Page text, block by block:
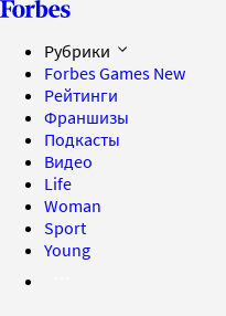
Рубрики
Forbes Games New
Рейтинги
Франшизы
Подкасты
Видео
Life
Woman
Sport
Young